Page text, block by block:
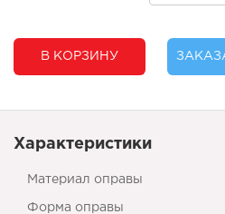
В КОРЗИНУ
Характеристики
Материал оправы
Форма оправы